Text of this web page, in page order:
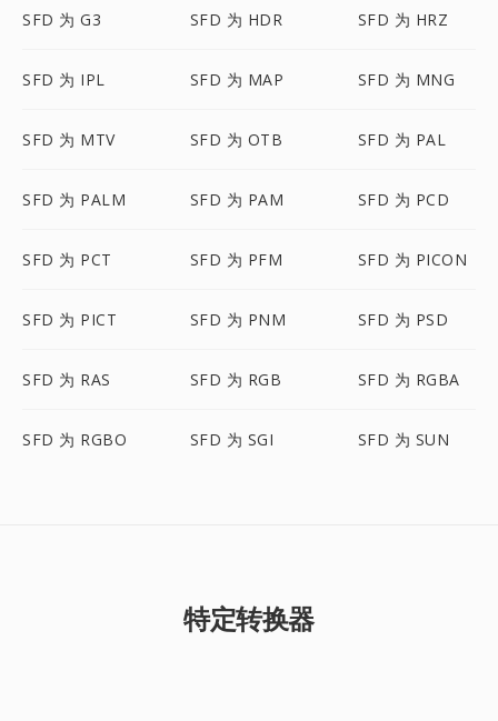
SFD 为 G3 SFD 为 HDR SFD 为 HRZ
SFD 为 IPL SFD 为 MAP SFD 为 MNG
SFD 为 MTV SFD 为 OTB SFD 为 PAL
SFD 为 PALM SFD 为 PAM SFD 为 PCD
SFD 为 PCT SFD 为 PFM SFD 为 PICON
SFD 为 PICT SFD 为 PNM SFD 为 PSD
SFD 为 RAS SFD 为 RGB SFD 为 RGBA
SFD 为 RGBO SFD 为 SGI SFD 为 SUN
特定转换器